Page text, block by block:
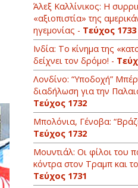
Άλεξ Καλλίνικος: Η
«αξιοπιστία» της
ηγεμονίας - Τεύχος 1733
Ινδία: Το κίνημα της
δείχνει τον δρόμο! -
Λονδίνο: “Υποδοχή”
διαδήλωση για την
Τεύχος 1732
Μπολόνια, Γένοβα:
Τεύχος 1732
Μουντιάλ: Οι φίλοι του
κόντρα στον Τραμπ και
Τεύχος 1731